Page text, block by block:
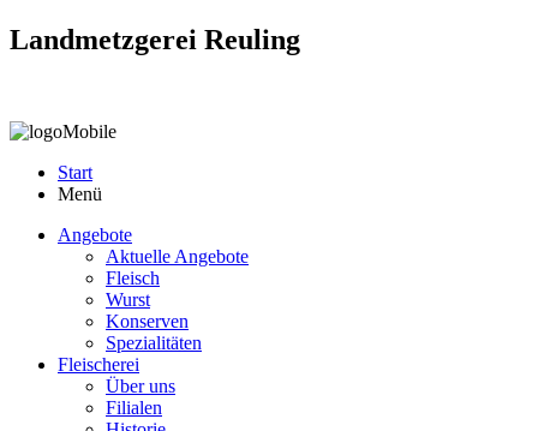
Landmetzgerei Reuling
Start
Menü
Angebote
Aktuelle Angebote
Fleisch
Wurst
Konserven
Spezialitäten
Fleischerei
Über uns
Filialen